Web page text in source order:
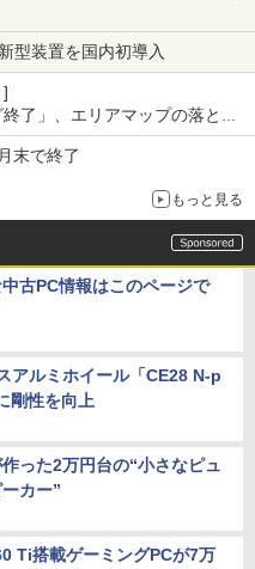
型装置を国内初導入
了」、エリアマップの落とし
末で終了
もっと見る
古PC情報はこのページで
アルミホイール「CE28 N-p
剛性を向上
った2万円台の“小さなピュ
カー”
Ti搭載ゲーミングPCが7万